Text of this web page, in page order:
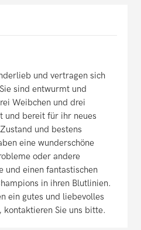
und vertragen sich
sind entwurmt und
Weibchen und drei
und bereit für ihr neues
und bestens
eine wunderschöne
oder andere
und einen fantastischen
in ihren Blutlinien.
ein gutes und liebevolles
kontaktieren Sie uns bitte.